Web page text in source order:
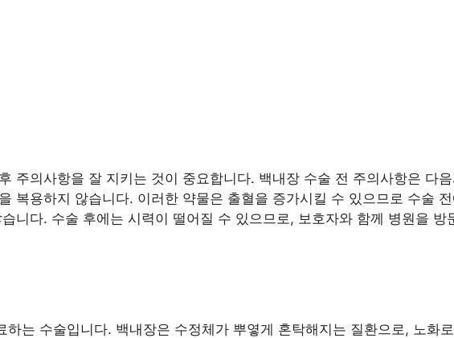
주의사항을 잘 지키는 것이 중요합니다. 백내장 수술 전 주의사항은 다
복용하지 않습니다. 이러한 약물은 출혈을 증가시킬 수 있으므로 수술
니다. 수술 후에는 시력이 떨어질 수 있으므로, 보호자와 함께 병원을 방
는 수술입니다. 백내장은 수정체가 뿌옇게 혼탁해지는 질환으로, 노화